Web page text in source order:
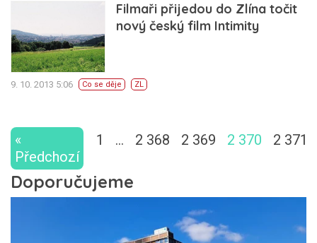
Filmaři přijedou do Zlína točit
nový český film Intimity
9. 10. 2013 5:06 Co se děje ZL
«
Předchozí
1 … 2 368 2 369 2 370 2 371